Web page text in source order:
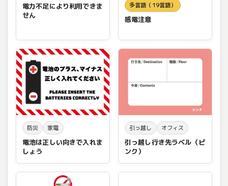
電力不足により利用できま
せん
多言語（19言語）
感電注意
防災 家電
電池は正しい向きで入れま
しょう
引っ越し オフィス
引っ越し行き先ラベル（ピ
ンク）